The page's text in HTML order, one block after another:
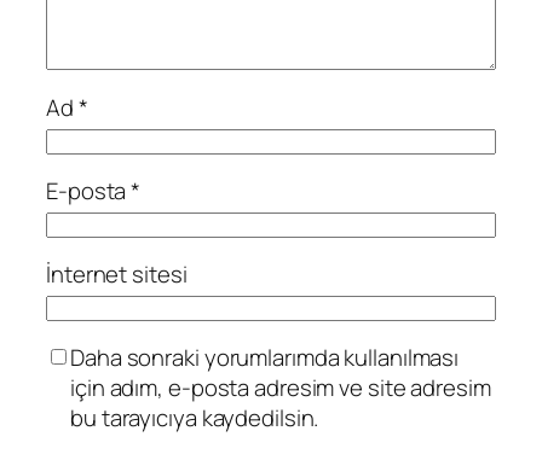
Ad*
E-posta*
İnternet sitesi
Daha sonraki yorumlarımda kullanılması
için adım, e-posta adresim ve site adresim
bu tarayıcıya kaydedilsin.